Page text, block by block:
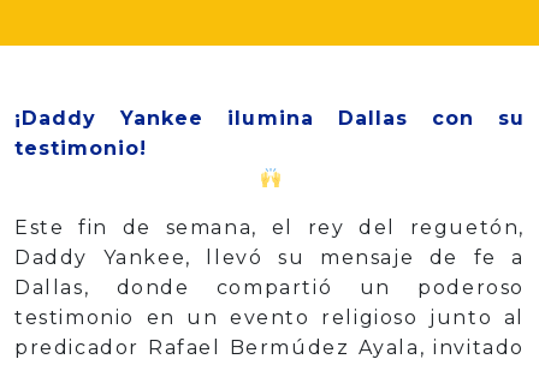
¡Daddy Yankee ilumina Dallas con su
testimonio!
Este fin de semana, el rey del reguetón,
Daddy Yankee, llevó su mensaje de fe a
Dallas, donde compartió un poderoso
testimonio en un evento religioso junto al
predicador Rafael Bermúdez Ayala, invitado